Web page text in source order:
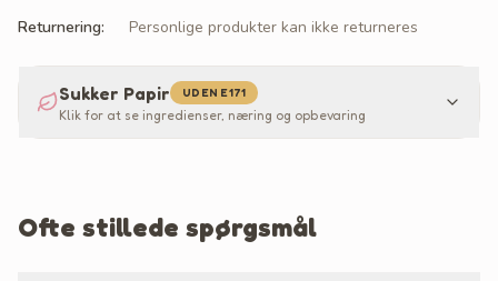
Returnering: Personlige produkter kan ikke returneres
Sukker Papir UDEN E171
Klik for at se ingredienser, næring og opbevaring
Ofte stillede spørgsmål